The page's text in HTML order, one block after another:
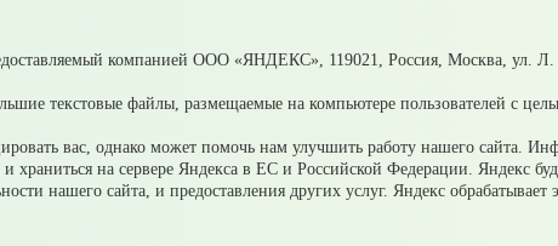
компанией ООО «ЯНДЕКС», 119021, Россия, Москва, ул.
текстовые файлы, размещаемые на компьютере пользователей с
вас, однако может помочь нам улучшить работу нашего сайта.
храниться на сервере Яндекса в ЕС и Российской Федерации. Яндекс
нашего сайта, и предоставления других услуг. Яндекс
данных в целях рассмотрения обращения